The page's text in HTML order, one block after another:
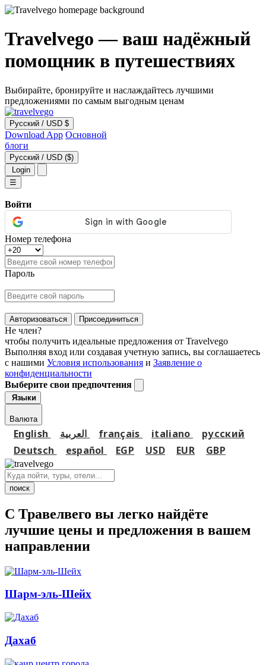
Travelvego — ваш надёжный
помощник в путешествиях
Выбирайте, бронируйте и наслаждайтесь лучшими
предложениями по самым выгодным ценам
Русский / USD $
Download App Основной
блоги
Русский / USD ($)
Login
☰
Войти
Номер телефона
Пароль
Авторизоваться Присоединиться
Не член?
чтобы получить идеальные предложения от Travelvego
Выполняя вход или создавая учетную запись, вы соглашаетесь
с нашими Условия использования и Заявление о
конфиденциальности
Выберите свои предпочтения
Языки
Валюта
English français italiano
русский
Deutsch
español EGP USD EUR GBP
поиск
С Травелвего вы легко найдёте
лучшие цены и предложения в вашем
направлении
Шарм-эль-Шейх
Дахаб